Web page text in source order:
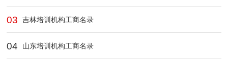
03 吉林培训机构工商名录
04 山东培训机构工商名录